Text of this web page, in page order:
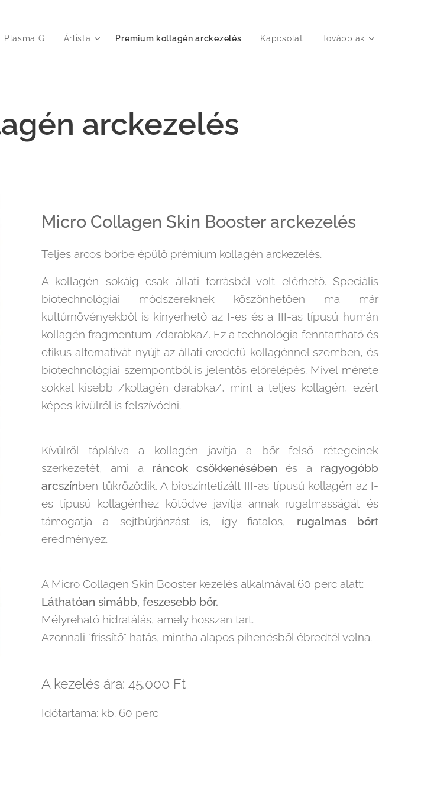
Plasma G Árlista Premium kollagén arckezelés Kapcsolat Továbbiak
arckezelés
Micro Collagen Skin Booster arckezelés
Teljes arcos bőrbe épülő prémium kollagén arckezelés.
A kollagén sokáig csak állati forrásból volt elérhető. Speciális
biotechnológiai módszereknek köszönhetően ma már
kultúrnövényekből is kinyerhető az I-es és a III-as típusú humán
kollagén fragmentum /darabka/. Ez a technológia fenntartható és
etikus alternatívát nyújt az állati eredetű kollagénnel szemben, és
biotechnológiai szempontból is jelentős előrelépés. Mivel mérete
sokkal kisebb /kollagén darabka/, mint a teljes kollagén, ezért
képes kívülről is felszívódni.
Kívülről táplálva a kollagén javítja a bőr felső rétegeinek
szerkezetét, ami a ráncok csökkenésében és a ragyogóbb
arcszínben tükröződik. A bioszintetizált III-as típusú kollagén az I-
es típusú kollagénhez kötődve javítja annak rugalmasságát és
támogatja a sejtbúrjánzást is, így fiatalos, rugalmas bőrt
eredményez.
A Micro Collagen Skin Booster kezelés alkalmával 60 perc alatt:
Láthatóan simább, feszesebb bőr.
Mélyreható hidratálás, amely hosszan tart.
Azonnali "frissítő" hatás, mintha alapos pihenésből ébredtél volna.
A kezelés ára: 45.000 Ft
Időtartama: kb. 60 perc